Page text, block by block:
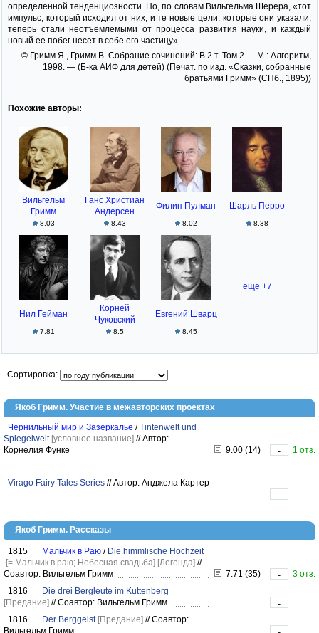
определенной тенденциозности. Но, по словам Вильгельма Шерера, «тот
импульс, который исходил от них, и те новые цели, которые они указали,
теперь стали неотъемлемыми от процесса развития науки, и каждый
новый ее побег несет в себе его частицу».
© Гримм Я., Гримм В. Собрание сочинений: В 2 т. Том 2 — М.: Алгоритм,
1998. — (Б-ка АИФ для детей) (Печат. по изд. «Сказки, собранные
братьями Гримм» (СПб., 1895))
Похожие авторы:
Вильгельм
Гримм
8.03
Ганс Христиан
Андерсен
8.43
Филип Пулман
8.02
Шарль Перро
8.38
Нил Гейман
7.81
Корней
Чуковский
8.5
Евгений Шварц
8.45
ещё +7
Сортировка:
Якоб Гримм. Участие в межавторских проектах
Чернильный мир и Зазеркалье /Tintenwelt und
Spiegelwelt [условное название] //Автор:
Корнелия Функе
9.00 (14) - 1 отз.
Virago Fairy Tales Series //Автор: Анджела Картер
-
Якоб Гримм. Рассказы
1815 Мальчик в Раю / Die himmlische Hochzeit
[= Мальчик в раю; Небесная свадьба] [Легенда] //
Соавтор: Вильгельм Гримм
7.71 (35) -
3 отз.
1816
Die drei Bergleute im Kuttenberg
[Предание] //Соавтор: Вильгельм Гримм
-
1816
Der Berggeist [Предание] //Соавтор:
Вильгельм Гримм